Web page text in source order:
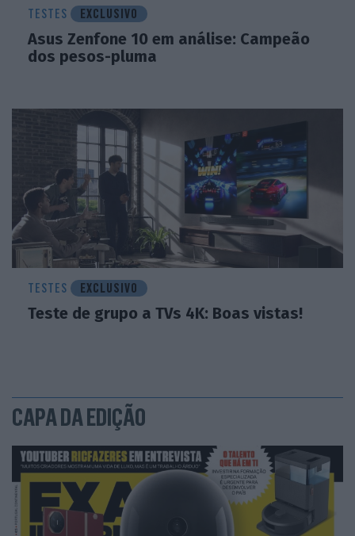
TESTES EXCLUSIVO
Asus Zenfone 10 em análise: Campeão
dos pesos-pluma
TESTES EXCLUSIVO
Teste de grupo a TVs 4K: Boas vistas!
CAPA DA EDIÇÃO